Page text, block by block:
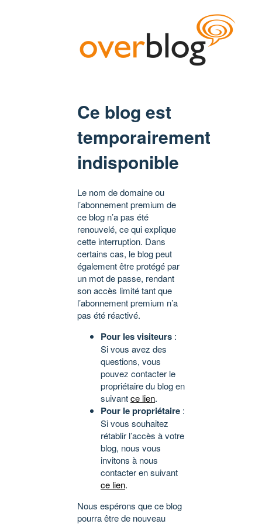
Ce blog est
temporairement
indisponible
Le nom de domaine ou
l’abonnement premium de
ce blog n’a pas été
renouvelé, ce qui explique
cette interruption. Dans
certains cas, le blog peut
également être protégé par
un mot de passe, rendant
son accès limité tant que
l’abonnement premium n’a
pas été réactivé.
Pour les visiteurs :
Si vous avez des
questions, vous
pouvez contacter le
propriétaire du blog en
suivantce lien.
Pour le propriétaire :
Si vous souhaitez
rétablir l’accès à votre
blog, nous vous
invitons à nous
contacter en suivant
ce lien.
Nous espérons que ce blog
pourra être de nouveau